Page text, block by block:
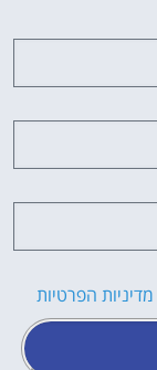
מדיניות הפרטיות